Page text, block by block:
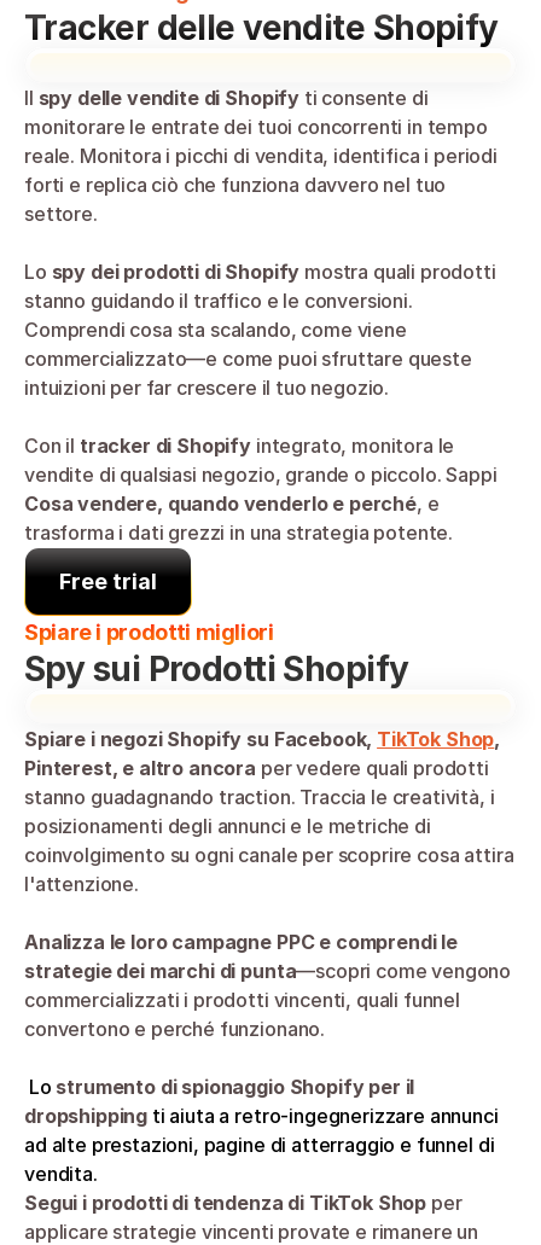
Tracker delle vendite Shopify
Il spy delle vendite di Shopify ti consente di
monitorare le entrate dei tuoi concorrenti in tempo
reale. Monitora i picchi di vendita, identifica i periodi
forti e replica ciò che funziona davvero nel tuo
settore.
Lo spy dei prodotti di Shopify mostra quali prodotti
stanno guidando il traffico e le conversioni.
Comprendi cosa sta scalando, come viene
commercializzato—e come puoi sfruttare queste
intuizioni per far crescere il tuo negozio.
Con il tracker di Shopify integrato, monitora le
Cosa vendere, quando venderlo e perché, e
trasforma i dati grezzi in una strategia potente.
Free trial
Spiare i prodotti migliori
Spy sui Prodotti Shopify
Spiare i negozi Shopify su Facebook, TikTok Shop,
Pinterest, e altro ancora per vedere quali prodotti
stanno guadagnando traction. Traccia le creatività, i
posizionamenti degli annunci e le metriche di
coinvolgimento su ogni canale per scoprire cosa attira
l'attenzione.
Analizza le loro campagne PPC e comprendi le
strategie dei marchi di punta—scopri come vengono
commercializzati i prodotti vincenti, quali funnel
convertono e perché funzionano.
Lo strumento di spionaggio Shopify per il
dropshipping ti aiuta a retro-ingegnerizzare annunci
ad alte prestazioni, pagine di atterraggio e funnel di
vendita.
Segui i prodotti di tendenza di TikTok Shop per
applicare strategie vincenti provate e rimanere un